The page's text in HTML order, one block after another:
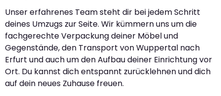
Unser erfahrenes Team steht dir bei jedem Schritt
deines Umzugs zur Seite. Wir kümmern uns um die
fachgerechte Verpackung deiner Möbel und
Gegenstände, den Transport von Wuppertal nach
Erfurt und auch um den Aufbau deiner Einrichtung vor
Ort. Du kannst dich entspannt zurücklehnen und dich
auf dein neues Zuhause freuen.